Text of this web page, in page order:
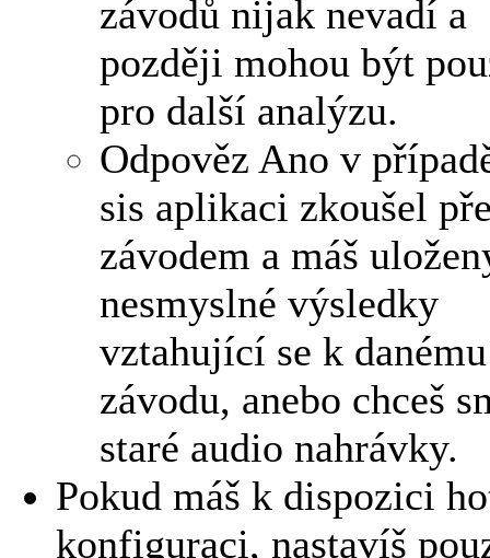
závodů nijak nevadí a
později mohou být
pro další analýzu.
Odpověz Ano v
sis aplikaci zkoušel
závodem a máš
nesmyslné výsledky
vztahující se k danému
závodu, anebo chceš
staré audio nahrávky.
Pokud máš k dispozici
konfiguraci, nastavíš